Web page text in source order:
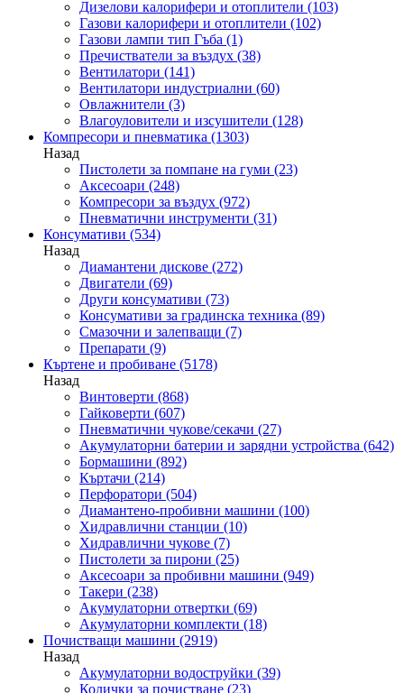
Дизелови калорифери и отоплители (103)
Газови калорифери и отоплители (102)
Газови лампи тип Гъба (1)
Пречистватели за въздух (38)
Вентилатори (141)
Вентилатори индустриални (60)
Овлажнители (3)
Влагоуловители и изсушители (128)
Компресори и пневматика (1303)
Назад
Пистолети за помпане на гуми (23)
Аксесоари (248)
Компресори за въздух (972)
Пневматични инструменти (31)
Консумативи (534)
Назад
Диамантени дискове (272)
Двигатели (69)
Други консумативи (73)
Консумативи за градинска техника (89)
Смазочни и залепващи (7)
Препарати (9)
Къртене и пробиване (5178)
Назад
Винтоверти (868)
Гайковерти (607)
Пневматични чукове/секачи (27)
Акумулаторни батерии и зарядни устройства (642)
Бормашини (892)
Къртачи (214)
Перфоратори (504)
Диамантено-пробивни машини (100)
Хидравлични станции (10)
Хидравлични чукове (7)
Пистолети за пирони (25)
Аксесоари за пробивни машини (949)
Такери (238)
Акумулаторни отвертки (69)
Акумулаторни комплекти (18)
Почистващи машини (2919)
Назад
Акумулаторни водоструйки (39)
Колички за почистване (23)